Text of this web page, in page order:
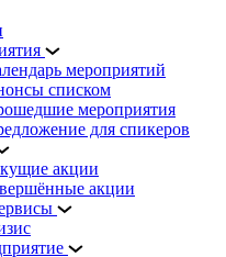
мероприятий
списком
мероприятия
для спикеров
акции
акции